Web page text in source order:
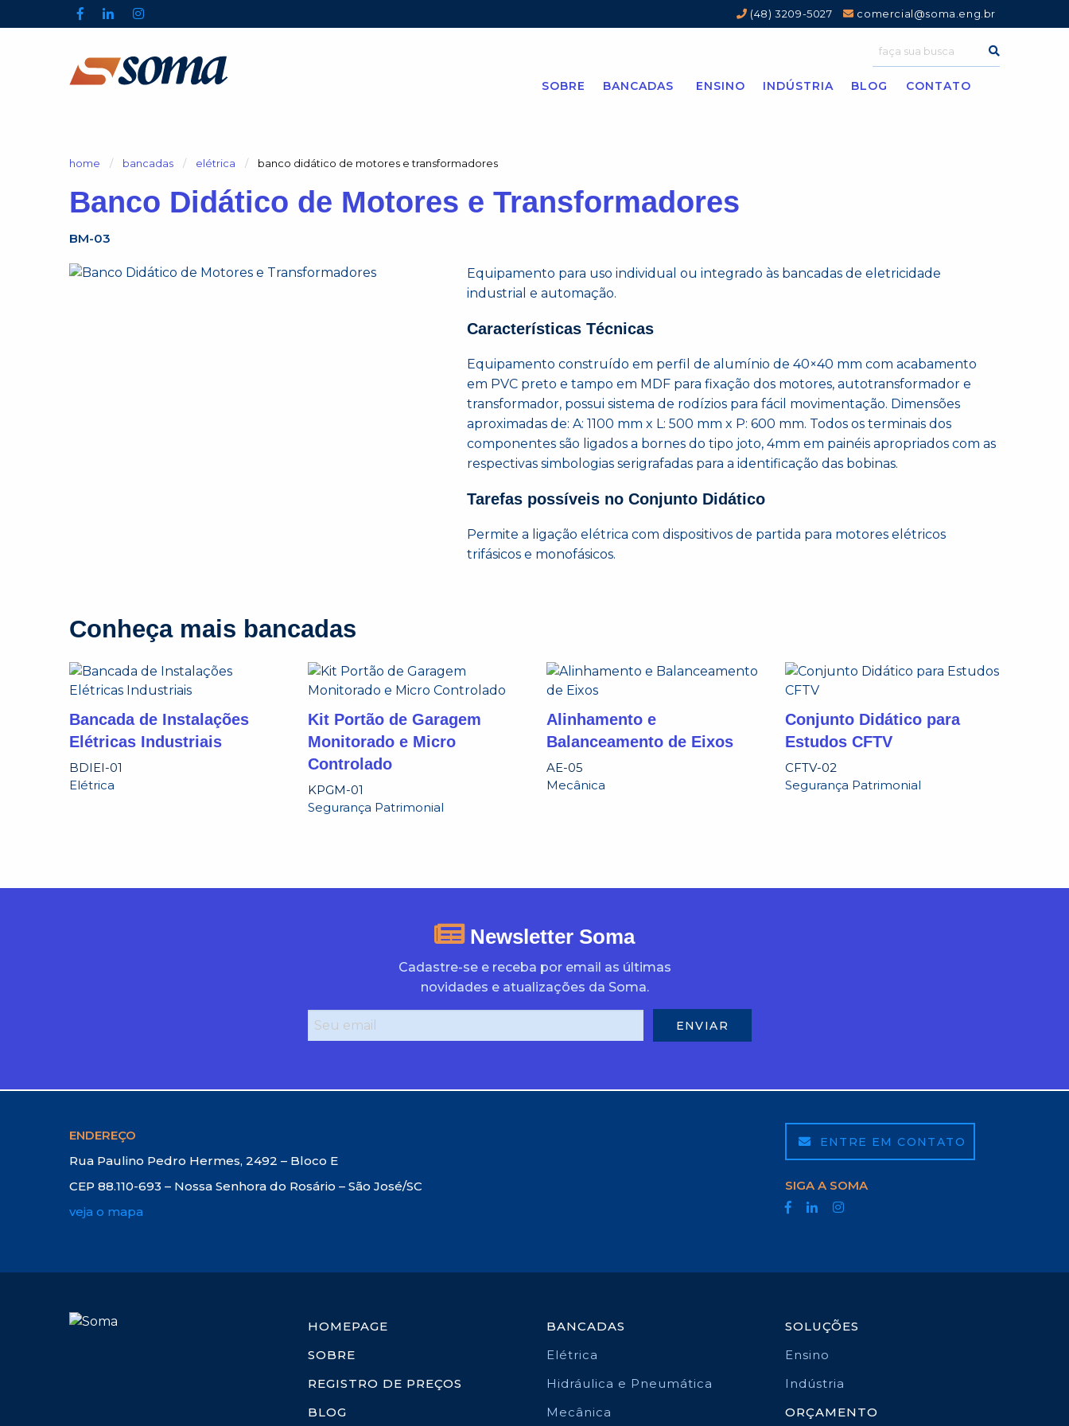
(48) 3209-5027 comercial@soma.eng.br
SOBRE BANCADAS ENSINO INDÚSTRIA BLOG CONTATO
home bancadas elétrica atual:
banco didático de motores e transformadores
Banco Didático de Motores e Transformadores
BM-03
Equipamento para uso individual ou integrado às bancadas de eletricidade
industrial e automação.
Características Técnicas
Equipamento construído em perfil de alumínio de 40×40 mm com acabamento
em PVC preto e tampo em MDF para fixação dos motores, autotransformador e
transformador, possui sistema de rodízios para fácil movimentação. Dimensões
aproximadas de: A: 1100 mm x L: 500 mm x P: 600 mm. Todos os terminais dos
componentes são ligados a bornes do tipo joto, 4mm em painéis apropriados com as
respectivas simbologias serigrafadas para a identificação das bobinas.
Tarefas possíveis no Conjunto Didático
Permite a ligação elétrica com dispositivos de partida para motores elétricos
trifásicos e monofásicos.
Conheça mais bancadas
Bancada de Instalações
Elétricas Industriais
BDIEI-01
Elétrica
Kit Portão de Garagem
Monitorado e Micro
Controlado
KPGM-01
Segurança Patrimonial
Alinhamento e
Balanceamento de Eixos
AE-05
Mecânica
Conjunto Didático para
Estudos CFTV
CFTV-02
Segurança Patrimonial
Newsletter Soma
Cadastre-se e receba por email as últimas
novidades e atualizações da Soma.
ENDEREÇO
Rua Paulino Pedro Hermes, 2492 – Bloco E
CEP 88.110-693 – Nossa Senhora do Rosário – São José/SC
veja o mapa
ENTRE EM CONTATO
SIGA A SOMA
HOMEPAGE
SOBRE
REGISTRO DE PREÇOS
BLOG
BANCADAS
Elétrica
Hidráulica e Pneumática
Mecânica
SOLUÇÕES
Ensino
Indústria
ORÇAMENTO